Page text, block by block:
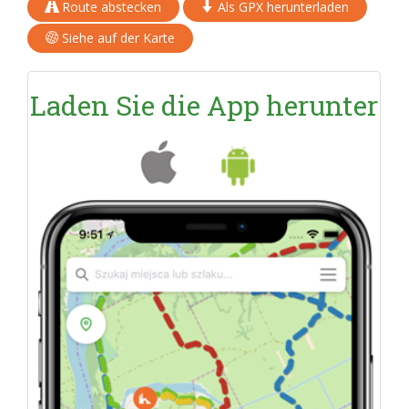
Route abstecken
Als GPX herunterladen
Siehe auf der Karte
Laden Sie die App herunter